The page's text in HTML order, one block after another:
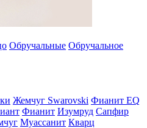
Обручальные Обручальное
Жемчуг Swarovski Фианит EQ
Фианит Изумруд Сапфир
Муассанит Кварц